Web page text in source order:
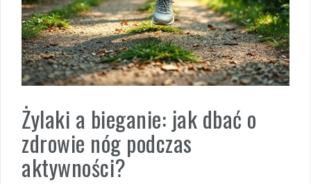
Żylaki a bieganie: jak dbać o
zdrowie nóg podczas
aktywności?